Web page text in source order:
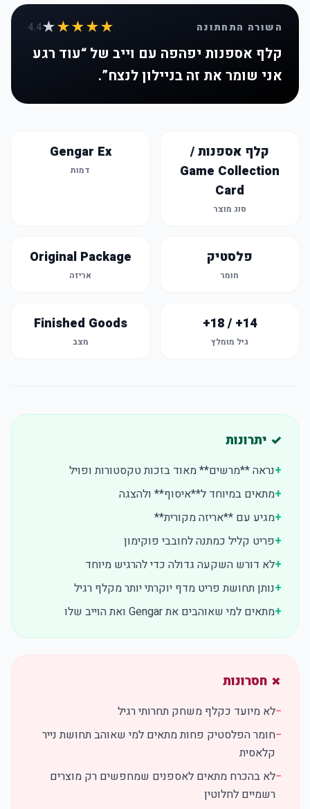
השורה התחתונה ★★★★
★
4.4
קלף אספנות יפהפה עם וייב של “עוד רגע
אני שומר את זה בניילון לנצח”.
קלף אספנות /
Game Collection
Card
סוג מוצר
Gengar Ex
דמות
פלסטיק
חומר
Original Package
אריזה
14+ / 18+
גיל מומלץ
Finished Goods
מצב
✓ יתרונות
+נראה **מרשים** מאוד בזכות טקסטורות ופויל
+מתאים במיוחד ל**איסוף** ולהצגה
+מגיע עם **אריזה מקורית**
+פריט קליל כמתנה לחובבי פוקימון
+לא דורש השקעה גדולה כדי להרגיש מיוחד
+נותן תחושת פריט מדף יוקרתי יותר מקלף רגיל
+מתאים למי שאוהבים את Gengar ואת הוייב שלו
✗ חסרונות
−לא מיועד כקלף משחק תחרותי רגיל
−חומר הפלסטיק פחות מתאים למי שאוהב תחושת נייר
קלאסית
−לא בהכרח מתאים לאספנים שמחפשים רק מוצרים
רשמיים לחלוטין